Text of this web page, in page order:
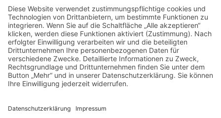
Social Media
HGV Emstek on Facebook
Impressum
Datenschutz